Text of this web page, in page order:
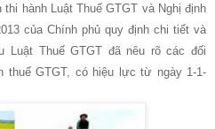
hành Luật Thuế GTGT và Nghị định
của Chính phủ quy định chi tiết và
Luật Thuế GTGT đã nêu rõ các đối
GTGT, có hiệu lực từ ngày 1-1-